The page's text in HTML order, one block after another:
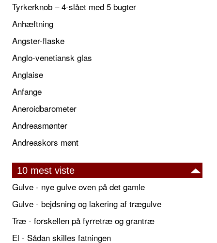
Tyrkerknob – 4-slået med 5 bugter
Anhæftning
Angster-flaske
Anglo-venetiansk glas
Anglaise
Anfange
Aneroidbarometer
Andreasmønter
Andreaskors mønt
10 mest viste
Gulve - nye gulve oven på det gamle
Gulve - bejdsning og lakering af trægulve
Træ - forskellen på fyrretræ og grantræ
El - Sådan skilles fatningen